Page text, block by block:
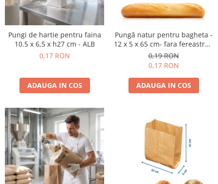
Pungi de hartie pentru faina
10.5 x 6,5 x h27 cm - ALB
0,17 RON
ADAUGA IN COS
Pungă natur pentru bagheta -
12 x 5 x 65 cm- fara fereastra -
NATUR
0,19 RON
0,17 RON
ADAUGA IN COS